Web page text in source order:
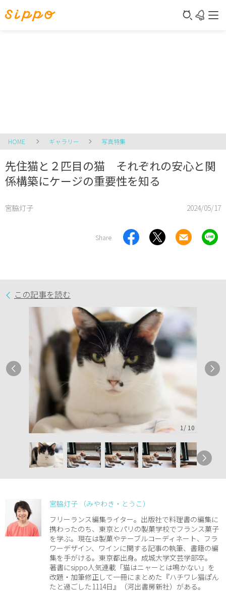
HOME ギャラリー 写真特集
先住猫と２匹目の猫 それぞれの安心と関
係構築にケージの重要性を知る
宮脇灯子 2024/05/17
Share
この記事を読む
1 / 10
宮脇灯子 （みやわき・とうこ）
フリーランス編集ライター。出版社で料理書の編集に
携わったのち、東京とパリの製菓学校でフランス菓子
を学ぶ。現在は製菓やテーブルコーディネート、フラ
ワーデザイン、ワインに関する記事の執筆、書籍の編
集を手がける。東京都出身。成城大学文芸学部卒。
著書にsippo人気連載「猫はニャーとは鳴かない」を
改題・加筆修正して一冊にまとめた『ハチワレ猫ぽん
たと過ごした1114日』（河出書房新社）がある。